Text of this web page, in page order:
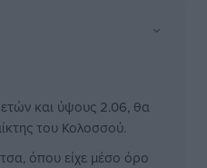
⌄
και ύψους 2.06, θα
του Κολοσσού.
όπου είχε μέσο όρο